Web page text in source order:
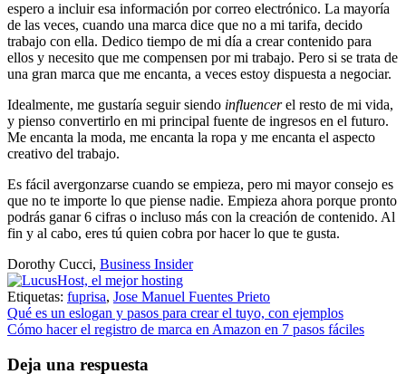
espero a incluir esa información por correo electrónico. La mayoría
de las veces, cuando una marca dice que no a mi tarifa, decido
trabajo con ella. Dedico tiempo de mi día a crear contenido para
ellos y necesito que me compensen por mi trabajo. Pero si se trata de
una gran marca que me encanta, a veces estoy dispuesta a negociar.
Idealmente, me gustaría seguir siendo influencerel resto de mi vida,
y pienso convertirlo en mi principal fuente de ingresos en el futuro.
Me encanta la moda, me encanta la ropa y me encanta el aspecto
creativo del trabajo.
Es fácil avergonzarse cuando se empieza, pero mi mayor consejo es
que no te importe lo que piense nadie. Empieza ahora porque pronto
podrás ganar 6 cifras o incluso más con la creación de contenido. Al
fin y al cabo, eres tú quien cobra por hacer lo que te gusta.
Dorothy Cucci, Business Insider
Etiquetas: fuprisa, Jose Manuel Fuentes Prieto
Navegación
de
entradas
Qué es un eslogan y pasos para crear el tuyo, con ejemplos
Cómo hacer el registro de marca en Amazon en 7 pasos fáciles
Deja una respuesta